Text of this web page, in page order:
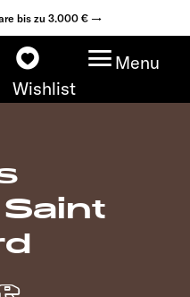
bis zu 3.000 € →
Wishlist
Menu